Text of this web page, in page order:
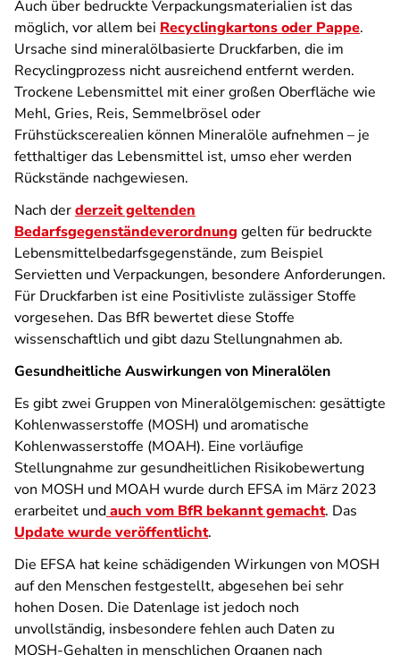
Auch über bedruckte Verpackungsmaterialien ist das
möglich, vor allem bei Recyclingkartons oder Pappe.
Ursache sind mineralölbasierte Druckfarben, die im
Recyclingprozess nicht ausreichend entfernt werden.
Trockene Lebensmittel mit einer großen Oberfläche wie
Mehl, Gries, Reis, Semmelbrösel oder
Frühstückscerealien können Mineralöle aufnehmen – je
fetthaltiger das Lebensmittel ist, umso eher werden
Rückstände nachgewiesen.
Nach derderzeit geltenden
Bedarfsgegenständeverordnung gelten für bedruckte
Lebensmittelbedarfsgegenstände, zum Beispiel
Servietten und Verpackungen, besondere Anforderungen.
Für Druckfarben ist eine Positivliste zulässiger Stoffe
vorgesehen. Das BfR bewertet diese Stoffe
wissenschaftlich und gibt dazu Stellungnahmen ab.
Gesundheitliche Auswirkungen von Mineralölen
Es gibt zwei Gruppen von Mineralölgemischen: gesättigte
Kohlenwasserstoffe (MOSH) und aromatische
Kohlenwasserstoffe (MOAH). Eine vorläufige
Stellungnahme zur gesundheitlichen Risikobewertung
von MOSH und MOAH wurde durch EFSA im März 2023
erarbeitet undauch vom BfR bekannt gemacht. Das
Update wurde veröffentlicht.
Die EFSA hat keine schädigenden Wirkungen von MOSH
auf den Menschen festgestellt, abgesehen bei sehr
hohen Dosen. Die Datenlage ist jedoch noch
unvollständig, insbesondere fehlen auch Daten zu
MOSH-Gehalten in menschlichen Organen nach